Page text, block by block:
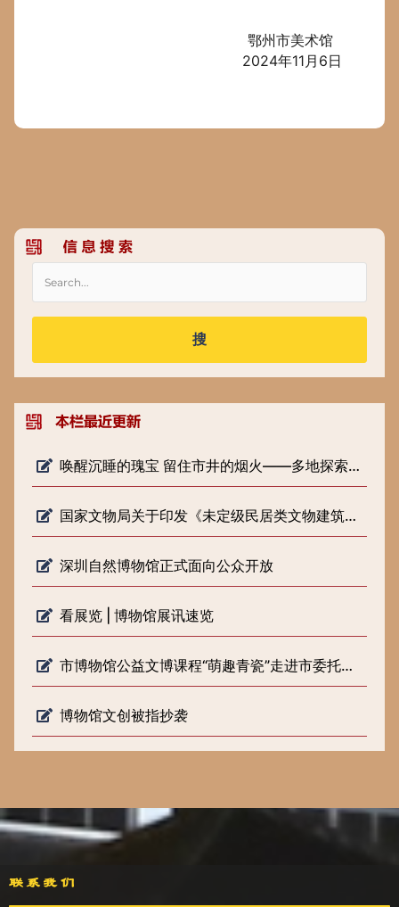
鄂州市美术馆
2024年11月6日
搜
唤醒沉睡的瑰宝 留住市井的烟火——多地探索低级别文物保护新路径
国家文物局关于印发《未定级民居类文物建筑修缮审批工作指引（试行）》的通知
深圳自然博物馆正式面向公众开放
看展览 | 博物馆展讯速览
市博物馆公益文博课程“萌趣青瓷”走进市委托管课堂
博物馆文创被指抄袭
联系我们